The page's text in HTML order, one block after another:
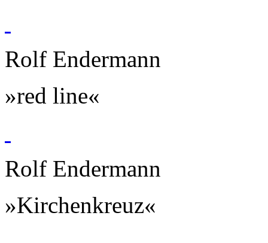
Rolf Endermann
»red line«
Rolf Endermann
»Kirchenkreuz«